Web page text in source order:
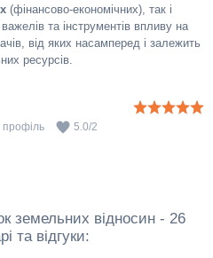
(фінансово-економічних), так і
та інструментів впливу на
від яких насамперед і залежить
ресурсів.
профіль 5.0/2
земельних відносин - 26
та відгуки: